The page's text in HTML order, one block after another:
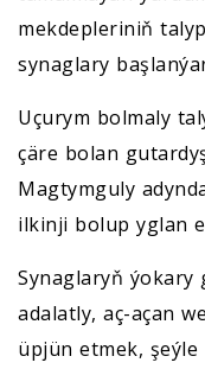
mekdepleriniň
synaglary
Uçurym bolmaly
çäre bolan
Magtymguly
ilkinji bolup yglan
Synaglaryň ýokary
adalatly, aç-açan
üpjün etmek,